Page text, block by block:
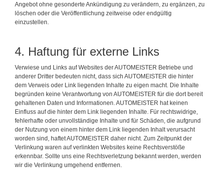
Angebot ohne gesonderte Ankündigung zu verändern, zu ergänzen, zu
löschen oder die Veröffentlichung zeitweise oder endgültig
einzustellen.
4. Haftung für externe Links
Verwiese und Links auf Websites der AUTOMEISTER Betriebe und
anderer Dritter bedeuten nicht, dass sich AUTOMEISTER die hinter
dem Verweis oder Link liegenden Inhalte zu eigen macht. Die Inhalte
begründen keine Verantwortung von AUTOMEISTER für die dort bereit
gehaltenen Daten und Informationen. AUTOMEISTER hat keinen
Einfluss auf die hinter dem Link liegenden Inhalte. Für rechtswidrige,
fehlerhafte oder unvollständige Inhalte und für Schäden, die aufgrund
der Nutzung von einem hinter dem Link liegenden Inhalt verursacht
worden sind, haftet AUTOMEISTER daher nicht. Zum Zeitpunkt der
Verlinkung waren auf verlinkten Websites keine Rechtsverstöße
erkennbar. Sollte uns eine Rechtsverletzung bekannt werden, werden
wir die Verlinkung umgehend entfernen.